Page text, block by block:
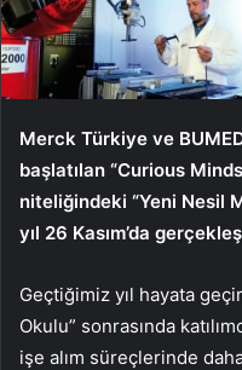
Merck Türkiye ve
başlatılan “Curious
niteliğindeki “Yeni Nesil
yıl 26 Kasım’da
Geçtiğimiz yıl hayata
Okulu” sonrasında
işe alım süreçlerinde